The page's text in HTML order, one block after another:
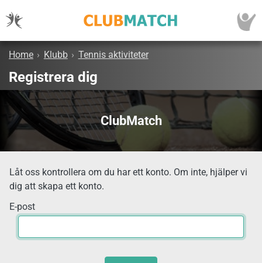
Home › Klubb › Tennis aktiviteter
Registrera dig
ClubMatch
Låt oss kontrollera om du har ett konto. Om inte, hjälper vi
dig att skapa ett konto.
E-post